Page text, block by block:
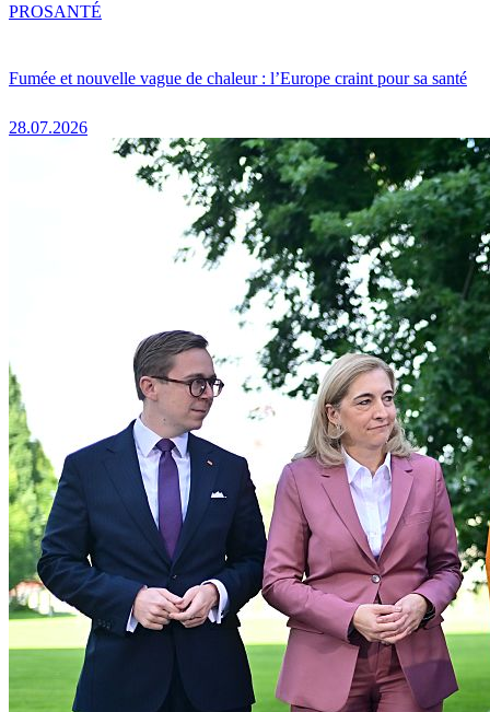
Fumée et nouvelle vague de chaleur : l’Europe craint pour sa santé
28.07.2026
PROSANTÉ